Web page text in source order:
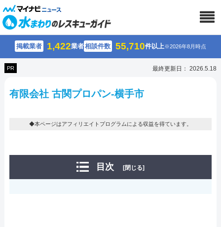
掲載業者 1,422業者相談件数 55,710件以上※2026年8月時点
PR 最終更新日： 2026.5.18
有限会社 古関プロパン-横手市
◆本ページはアフィリエイトプログラムによる収益を得ています。
目次 [閉じる]